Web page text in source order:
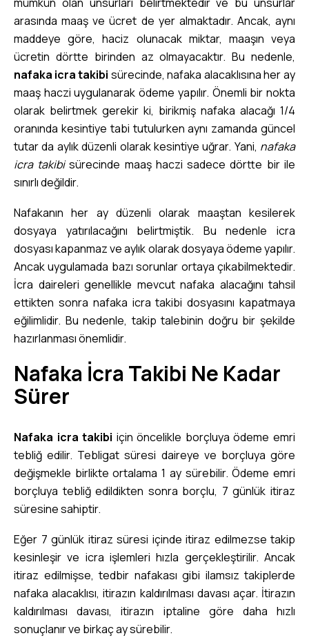
arasında maaş ve ücret de yer almaktadır. Ancak, aynı
maddeye göre, haciz olunacak miktar, maaşın veya
ücretin dörtte birinden az olmayacaktır. Bu nedenle,
nafaka icra takibi sürecinde, nafaka alacaklısına her ay
maaş haczi uygulanarak ödeme yapılır. Önemli bir nokta
olarak belirtmek gerekir ki, birikmiş nafaka alacağı 1/4
oranında kesintiye tabi tutulurken aynı zamanda güncel
tutar da aylık düzenli olarak kesintiye uğrar. Yani, nafaka
icra takibisürecinde maaş haczi sadece dörtte bir ile
sınırlı değildir.
Nafakanın her ay düzenli olarak maaştan kesilerek
dosyaya yatırılacağını belirtmiştik. Bu nedenle icra
dosyası kapanmaz ve aylık olarak dosyaya ödeme yapılır.
Ancak uygulamada bazı sorunlar ortaya çıkabilmektedir.
İcra daireleri genellikle mevcut nafaka alacağını tahsil
ettikten sonra nafaka icra takibi dosyasını kapatmaya
eğilimlidir. Bu nedenle, takip talebinin doğru bir şekilde
hazırlanması önemlidir.
Nafaka İcra Takibi Ne Kadar
Sürer
Nafaka icra takibi için öncelikle borçluya ödeme emri
tebliğ edilir. Tebligat süresi daireye ve borçluya göre
değişmekle birlikte ortalama 1 ay sürebilir. Ödeme emri
borçluya tebliğ edildikten sonra borçlu, 7 günlük itiraz
süresine sahiptir.
Eğer 7 günlük itiraz süresi içinde itiraz edilmezse takip
kesinleşir ve icra işlemleri hızla gerçekleştirilir. Ancak
itiraz edilmişse, tedbir nafakası gibi ilamsız takiplerde
nafaka alacaklısı, itirazın kaldırılması davası açar. İtirazın
kaldırılması davası, itirazın iptaline göre daha hızlı
sonuçlanır ve birkaç ay sürebilir.